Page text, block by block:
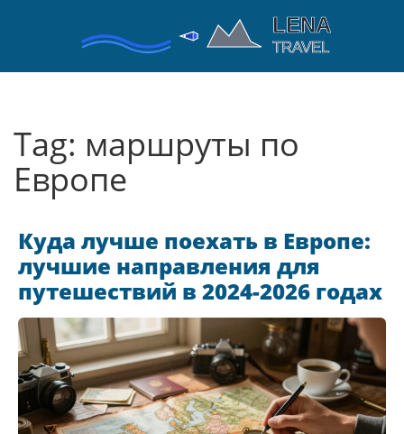
Tag: маршруты по
Европе
Куда лучше поехать в Европе:
лучшие направления для
путешествий в 2024-2026 годах